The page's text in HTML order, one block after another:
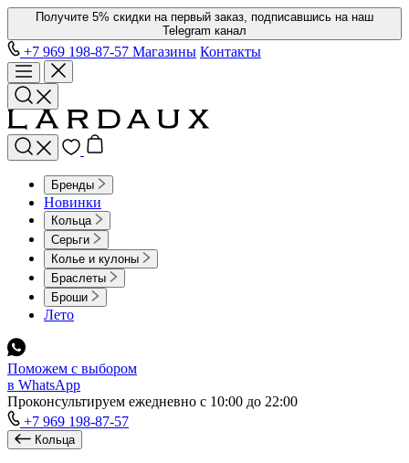
Получите 5% скидки на первый заказ, подписавшись на наш
Telegram канал
+7 969 198-87-57 Магазины Контакты
Бренды
Новинки
Кольца
Серьги
Колье и кулоны
Браслеты
Броши
Лето
Поможем с выбором
в WhatsApp
Проконсультируем ежедневно с 10:00 до 22:00
+7 969 198-87-57
Кольца